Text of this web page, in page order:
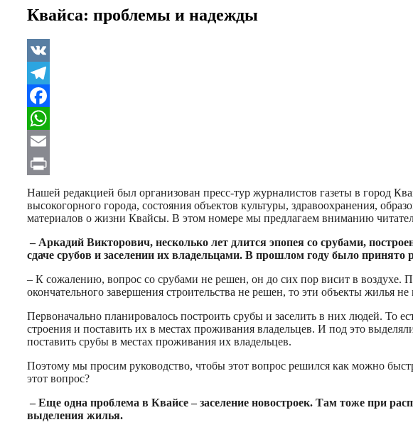
Квайса: проблемы и надежды
VK
Telegram
Facebook
WhatsApp
Email
Print
Нашей редакцией был организован пресс-тур журналистов газеты в город
высокогорного города, состояния объектов культуры, здравоохранения,
материалов о жизни Квайсы. В этом номере мы предлагаем вниманию
– Аркадий Викторович, несколько лет длится эпопея со срубами,
сдаче срубов и заселении их владельцами. В прошлом году было
– К сожалению, вопрос со срубами не решен, он до сих пор висит в воздухе.
окончательного завершения строительства не решен, то эти объекты жилья
Первоначально планировалось построить срубы и заселить в них людей. То
строения и поставить их в местах проживания владельцев. И под это
поставить срубы в местах проживания их владельцев.
Поэтому мы просим руководство, чтобы этот вопрос решился как можно
этот вопрос?
– Еще одна проблема в Квайсе – заселение новостроек. Там тоже при
выделения жилья.